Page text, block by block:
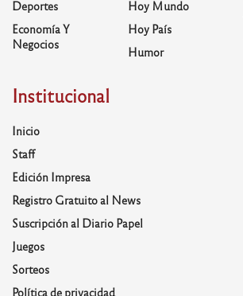
Deportes
Economía Y
Negocios
Hoy Mundo
Hoy País
Humor
Institucional
Inicio
Staff
Edición Impresa
Registro Gratuito al News
Suscripción al Diario Papel
Juegos
Sorteos
Política de privacidad